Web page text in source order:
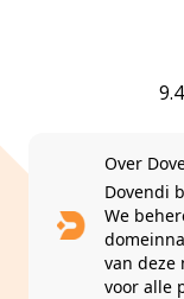
9.4
Over
Dovendi
We
van deze
voor alle